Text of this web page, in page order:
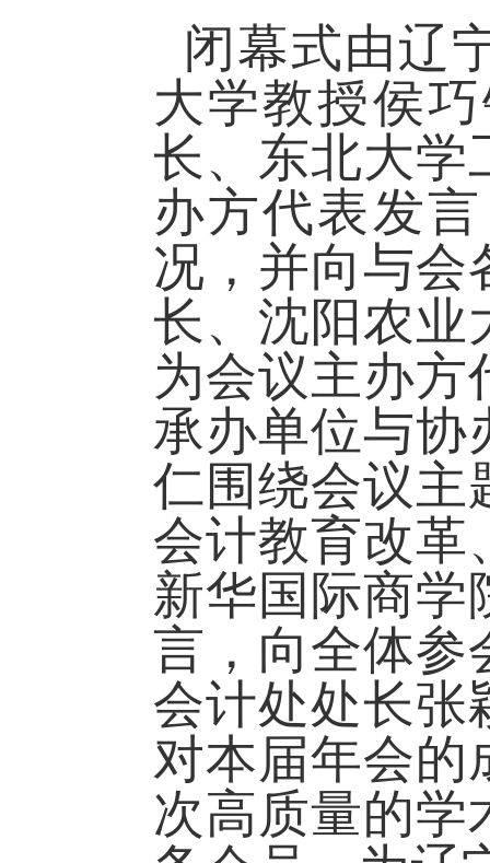
闭幕式由辽
大学教授侯
长、东北大学
办方代表发
况，并向与会
长、沈阳农业
为会议主办方
承办单位与协
仁围绕会议主
会计教育改革
新华国际商学
言，向全体参
会计处处长张
对本届年会的
次高质量的学